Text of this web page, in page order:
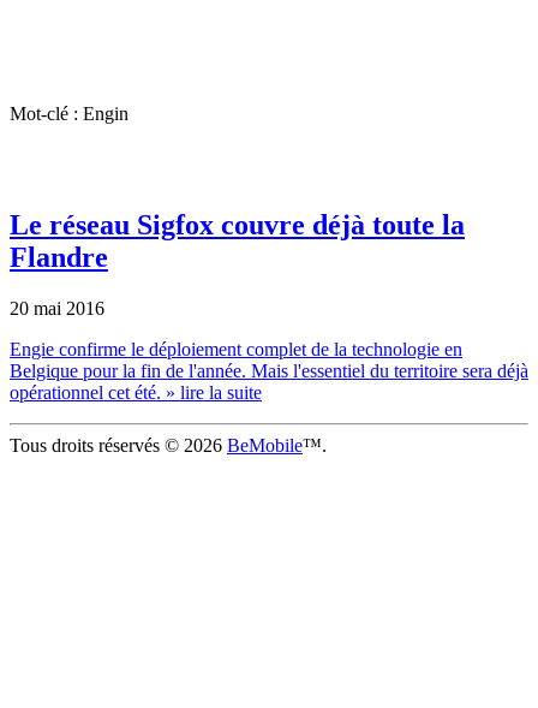
Mot-clé : Engin
Le réseau Sigfox couvre déjà toute la
Flandre
20 mai 2016
Engie confirme le déploiement complet de la technologie en
Belgique pour la fin de l'année. Mais l'essentiel du territoire sera déjà
opérationnel cet été. » lire la suite
Tous droits réservés © 2026 BeMobile™.